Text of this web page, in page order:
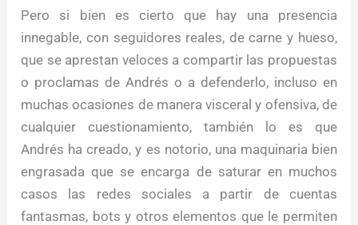
Pero si bien es cierto que hay una presencia
innegable, con seguidores reales, de carne y hueso,
que se aprestan veloces a compartir las propuestas
o proclamas de Andrés o a defenderlo, incluso en
muchas ocasiones de manera visceral y ofensiva, de
cualquier cuestionamiento, también lo es que
Andrés ha creado, y es notorio, una maquinaria bien
engrasada que se encarga de saturar en muchos
casos las redes sociales a partir de cuentas
fantasmas, bots y otros elementos que le permiten